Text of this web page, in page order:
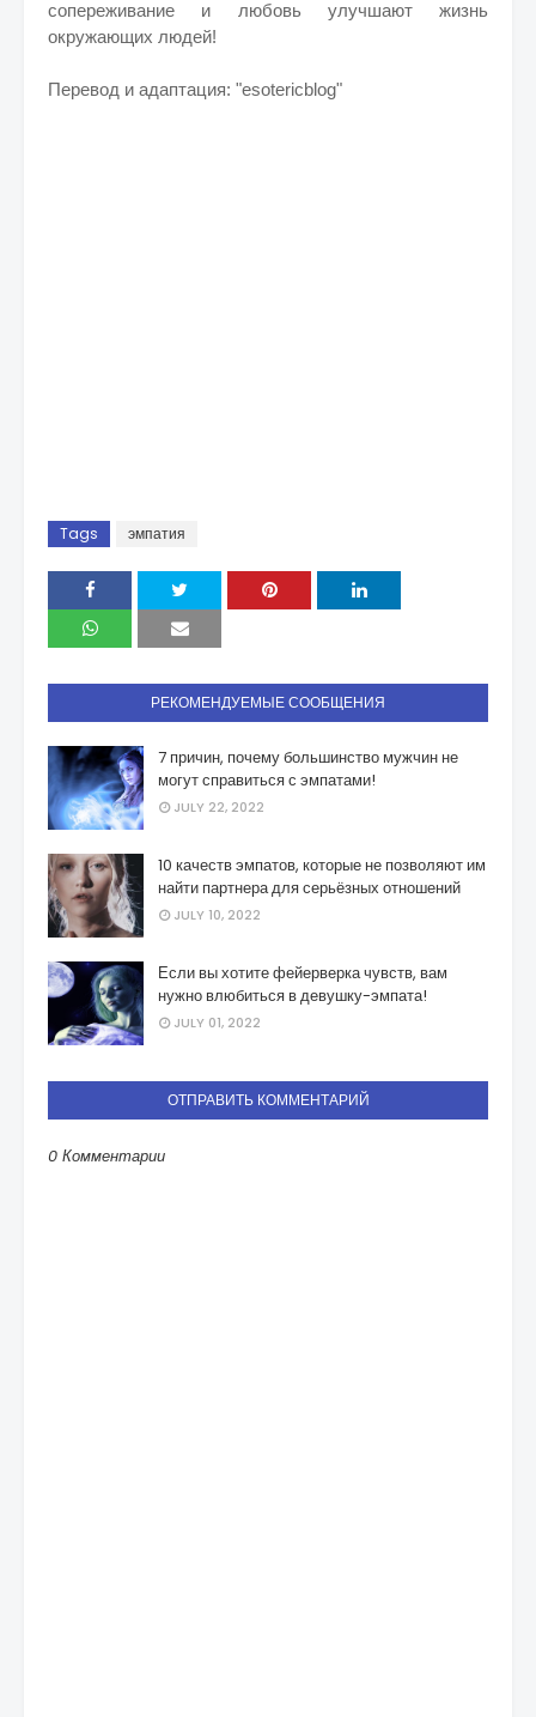
сопереживание и любовь улучшают жизнь
окружающих людей!
Перевод и адаптация: "esotericblog"
Tags эмпатия
РЕКОМЕНДУЕМЫЕ СООБЩЕНИЯ
7 причин, почему большинство мужчин не
могут справиться с эмпатами!
JULY 22, 2022
10 качеств эмпатов, которые не позволяют им
найти партнера для серьёзных отношений
JULY 10, 2022
Если вы хотите фейерверка чувств, вам
нужно влюбиться в девушку-эмпата!
JULY 01, 2022
ОТПРАВИТЬ КОММЕНТАРИЙ
0 Комментарии